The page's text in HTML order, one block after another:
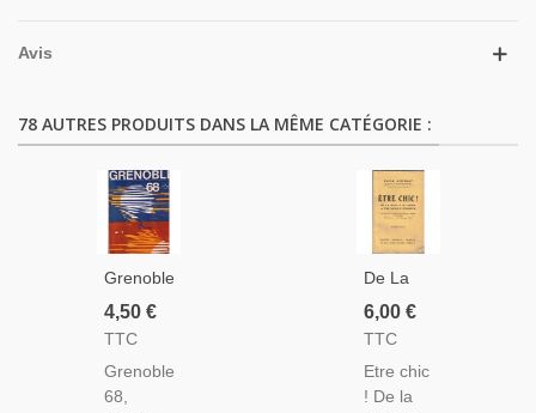
Avis
78 AUTRES PRODUITS DANS LA MÊME CATÉGORIE :
Grenoble
68,
Spécial
Olympiques
1968 -
4,50 €
TTC
Grenoble
68,
De La
Morale
Du Sport
Morale
Sportive,
6,00 €
TTC
Etre chic
! De la